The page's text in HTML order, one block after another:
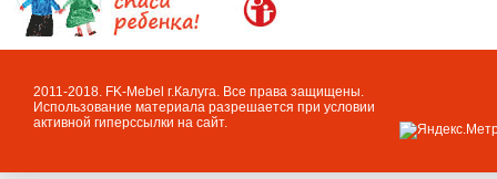
2011-2018. FK-Mebel г.Калуга. Все права защищены.
Использование материала разрешается при условии
активной гиперссылки на сайт.